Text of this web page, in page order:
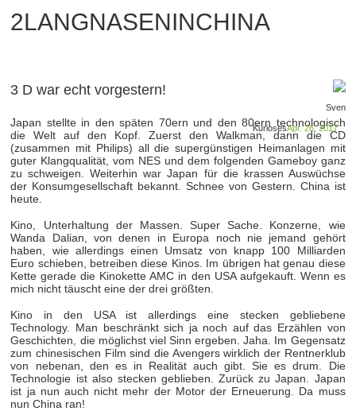
2LANGNASENINCHINA
3 D war echt vorgestern!
Sven
Apr. 26, 2017
Kurioses
Japan stellte in den späten 70ern und den 80ern technologisch
die Welt auf den Kopf. Zuerst den Walkman, dann die CD
(zusammen mit Philips) all die supergünstigen Heimanlagen mit
guter Klangqualität, vom NES und dem folgenden Gameboy ganz
zu schweigen. Weiterhin war Japan für die krassen Auswüchse
der Konsumgesellschaft bekannt. Schnee von Gestern. China ist
heute.
Kino, Unterhaltung der Massen. Super Sache. Konzerne, wie
Wanda Dalian, von denen in Europa noch nie jemand gehört
haben, wie allerdings einen Umsatz von knapp 100 Milliarden
Euro schieben, betreiben diese Kinos. Im übrigen hat genau diese
Kette gerade die Kinokette AMC in den USA aufgekauft. Wenn es
mich nicht täuscht eine der drei größten.
Kino in den USA ist allerdings eine stecken gebliebene
Technology. Man beschränkt sich ja noch auf das Erzählen von
Geschichten, die möglichst viel Sinn ergeben. Jaha. Im Gegensatz
zum chinesischen Film sind die Avengers wirklich der Rentnerklub
von nebenan, den es in Realität auch gibt. Sie es drum. Die
Technologie ist also stecken geblieben. Zurück zu Japan. Japan
ist ja nun auch nicht mehr der Motor der Erneuerung. Da muss
nun China ran!